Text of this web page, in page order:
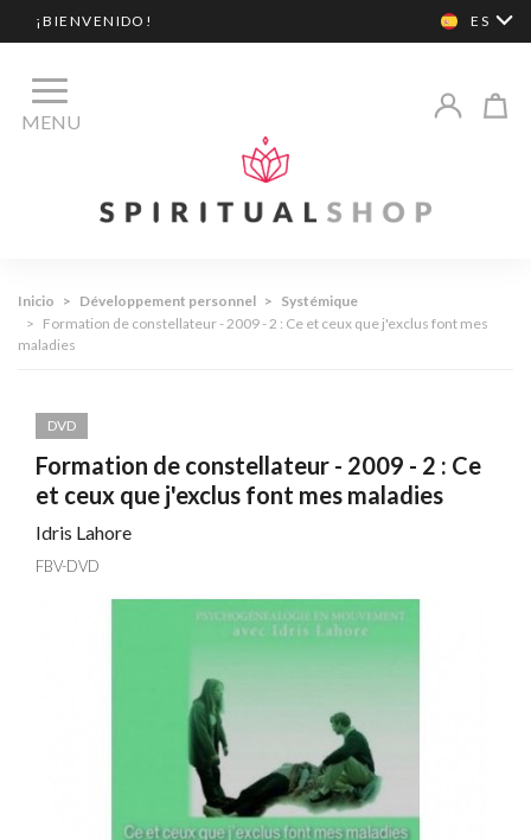
¡BIENVENIDO! ES
MENU
Inicio > Développement personnel > Systémique
> Formation de constellateur - 2009 - 2 : Ce et ceux que j'exclus font mes
maladies
DVD
Formation de constellateur - 2009 - 2 : Ce
et ceux que j'exclus font mes maladies
Idris Lahore
FBV-DVD